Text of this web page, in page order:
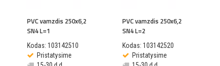
PVC vamzdis 250x6,2
SN4 L=1
Kodas: 103142510
Pristatysime
PVC vamzdis 250x6,2
SN4 L=2
Kodas: 103142520
Pristatysime